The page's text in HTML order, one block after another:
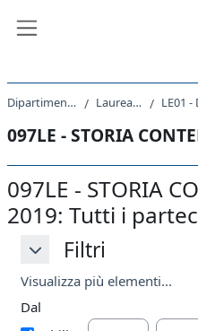
Dipartimento di Studi Umanistici Laurea triennale (DM270)
097LE - STORIA
097LE - STORIA
2019: Tutti i
Filtri
Filtri Filtri
Visualizza più elementi...
Dal
Giorno Mese